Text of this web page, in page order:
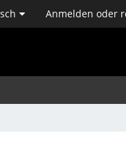
Anmelden oder